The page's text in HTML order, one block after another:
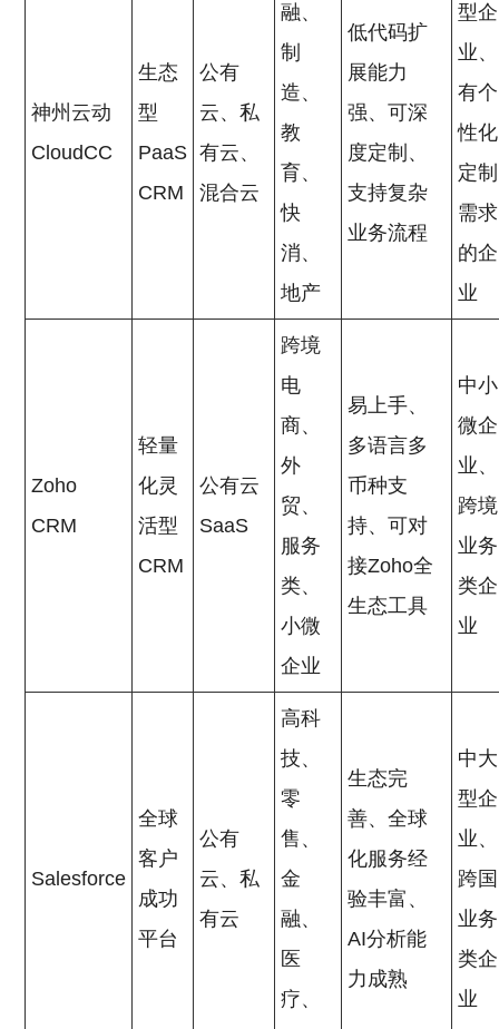
神州云动
CloudCC
生态
型
PaaS
CRM
公有
云、私
有云、
混合云
融、
制
造、
教
育、
快
消、
地产
低代码扩
展能力
强、可深
度定制、
支持复杂
业务流程
型企
业、
有个
性化
定制
需求
的企
业
Zoho
CRM
轻量
化灵
活型
CRM
公有云
SaaS
跨境
电
商、
外
贸、
服务
类、
小微
企业
易上手、
多语言多
币种支
持、可对
接Zoho全
生态工具
中小
微企
业、
跨境
业务
类企
业
Salesforce
全球
客户
成功
平台
公有
云、私
有云
高科
技、
零
售、
金
融、
医
疗、
生态完
善、全球
化服务经
验丰富、
AI分析能
力成熟
中大
型企
业、
跨国
业务
类企
业